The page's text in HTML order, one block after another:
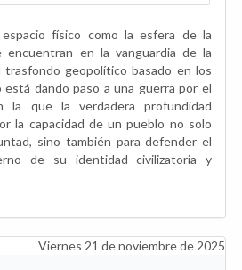
físico como la esfera de la
encuentran en la vanguardia de la
trasfondo geopolítico basado en los
dando paso a una guerra por el
la que la verdadera profundidad
la capacidad de un pueblo no solo
sino también para defender el
de su identidad civilizatoria y
Viernes 21 de noviembre de 2025